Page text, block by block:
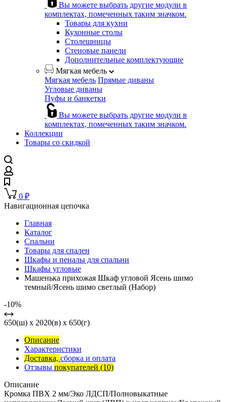
Вы можете выбрать другие модули в
комплектах, помеченных таким значком.
Товары для кухни
Кухонные столы
Столешницы
Стеновые панели
Дополнительные комплектующие
Мягкая мебель
Мягкая мебель Прямые диваны
Угловые диваны
Пуфы и банкетки
Вы можете выбрать другие модули в
комплектах, помеченных таким значком.
Коллекции
Товары со скидкой
0 ₽
Навигационная цепочка
Главная
Каталог
Спальни
Товары для спален
Шкафы и пеналы для спальни
Шкафы угловые
Машенька прихожая Шкаф угловой Ясень шимо
темный/Ясень шимо светлый (Набор)
-10%
650(ш) x 2020(в) x 650(г)
Описание
Характеристики
Доставка, сборка и оплата
Отзывы покупателей (10)
Описание
Кромка ПВХ 2 мм/Эко ЛДСП/Полновыкатные